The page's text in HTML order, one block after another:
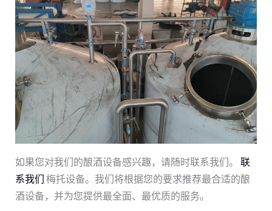
如果您对我们的酿酒设备感兴趣，请随时联系我们。
联
系我们 梅托设备。我们将根据您的要求推荐最合适的酿
酒设备，并为您提供最全面、最优质的服务。